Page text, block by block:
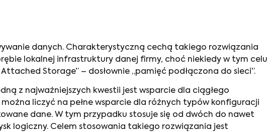
danych. Charakterystyczną cechą takiego rozwiązania
lokalnej infrastruktury danej firmy, choć niekiedy w tym celu
Storage” – dosłownie „pamięć podłączona do sieci”.
z najważniejszych kwestii jest wsparcie dla ciągłego
liczyć na pełne wsparcie dla różnych typów konfiguracji
dane. W tym przypadku stosuje się od dwóch do nawet
logiczny. Celem stosowania takiego rozwiązania jest